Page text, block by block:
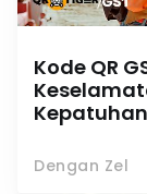
Kode QR
Dengan Zel